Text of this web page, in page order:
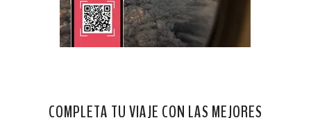
COMPLETA TU VIAJE CON LAS MEJORES